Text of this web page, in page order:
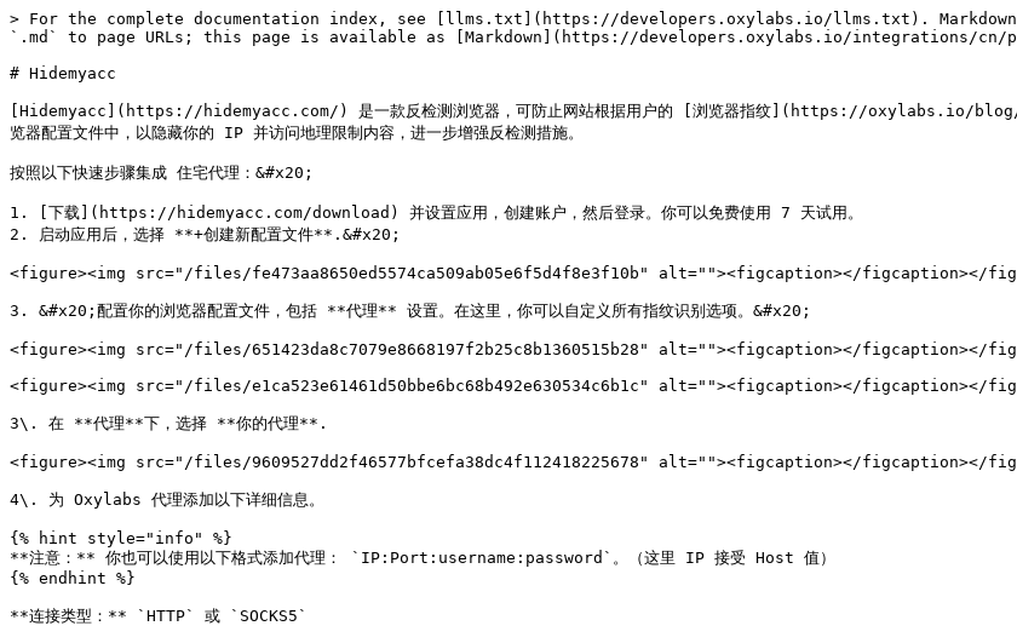
> For the complete documentation index, see [llms.txt](https://developers.oxylabs.io/llms.txt). Markdown
`.md` to page URLs; this page is available as [Markdown](https://developers.oxylabs.io/integrations/cn/
# Hidemyacc
[Hidemyacc](https://hidemyacc.com/) 是一款反检测浏览器，可防止网站根据用户的 [浏览器指纹](https://oxylabs.io/
览器配置文件中，以隐藏你的 IP 并访问地理限制内容，进一步增强反检测措施。
按照以下快速步骤集成 住宅代理：&#x20;
1. [下载](https://hidemyacc.com/download) 并设置应用，创建账户，然后登录。你可以免费使用 7 天试用。
2. 启动应用后，选择 **+创建新配置文件**.&#x20;
<figure><img src="/files/fe473aa8650ed5574ca509ab05e6f5d4f8e3f10b" alt=""><figcaption></figcaption></
3. &#x20;配置你的浏览器配置文件，包括 **代理** 设置。在这里，你可以自定义所有指纹识别选项。&#x20;
<figure><img src="/files/651423da8c7079e8668197f2b25c8b1360515b28" alt=""><figcaption></figcaption></
<figure><img src="/files/e1ca523e61461d50bbe6bc68b492e630534c6b1c" alt=""><figcaption></figcaption></
3\. 在 **代理**下，选择 **你的代理**.
<figure><img src="/files/9609527dd2f46577bfcefa38dc4f112418225678" alt=""><figcaption></figcaption></
4\. 为 Oxylabs 代理添加以下详细信息。
{% hint style="info" %}
**注意：** 你也可以使用以下格式添加代理： `IP:Port:username:password`。（这里 IP 接受 Host 值）
{% endhint %}
**连接类型：** `HTTP` 或 `SOCKS5`